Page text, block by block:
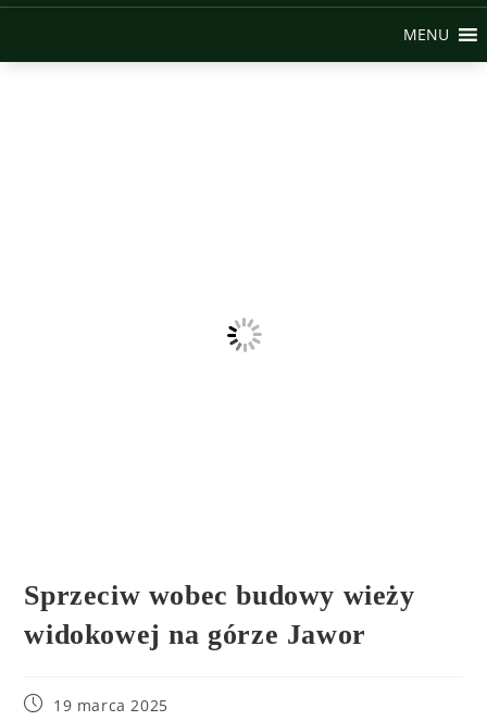
MENU
Sprzeciw wobec budowy wieży
widokowej na górze Jawor
19 marca 2025